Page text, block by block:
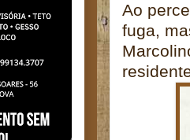
Ao
fuga,